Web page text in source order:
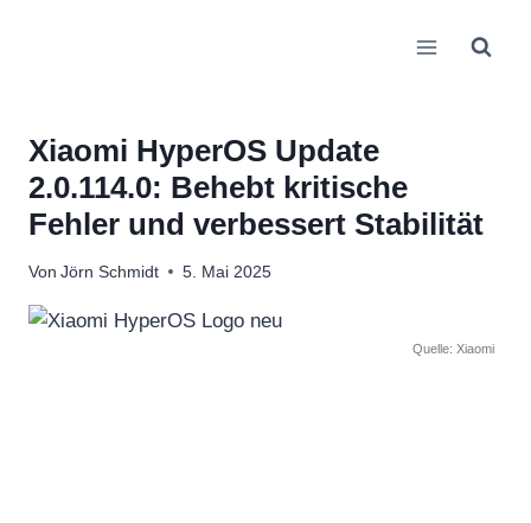
Xiaomi HyperOS Update
2.0.114.0: Behebt kritische
Fehler und verbessert Stabilität
Von Jörn Schmidt 5. Mai 2025
Quelle: Xiaomi